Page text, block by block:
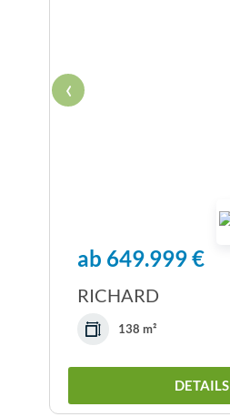
‹
ab 649.999 €
RICHARD
138 m²
DETAILS